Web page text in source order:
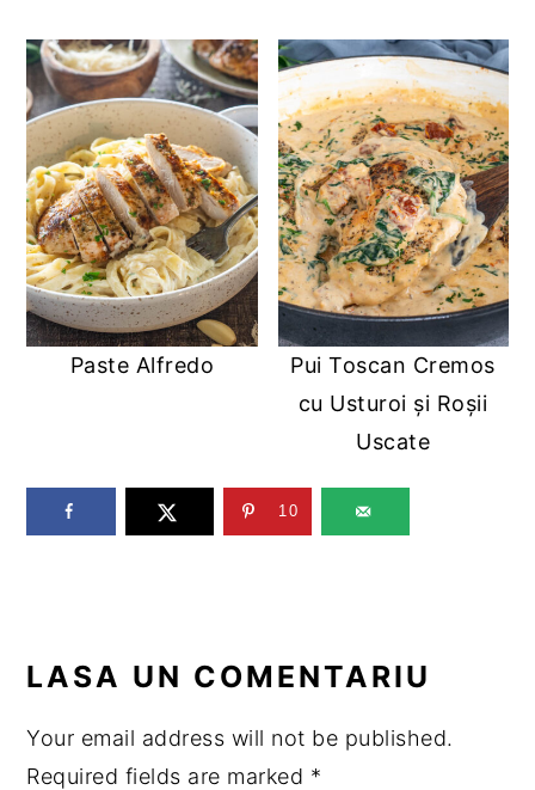
Paste Alfredo
Pui Toscan Cremos
cu Usturoi și Roșii
Uscate
10
READER
LASA UN COMENTARIU
Your email address will not be published.
Required fields are marked *